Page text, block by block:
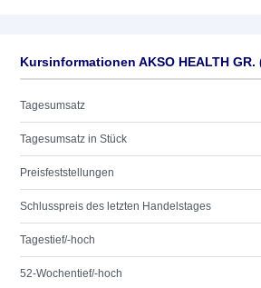
Kursinformationen AKSO HEALTH GR.
Tagesumsatz
Tagesumsatz in Stück
Preisfeststellungen
Schlusspreis des letzten Handelstages
Tagestief/-hoch
52-Wochentief/-hoch